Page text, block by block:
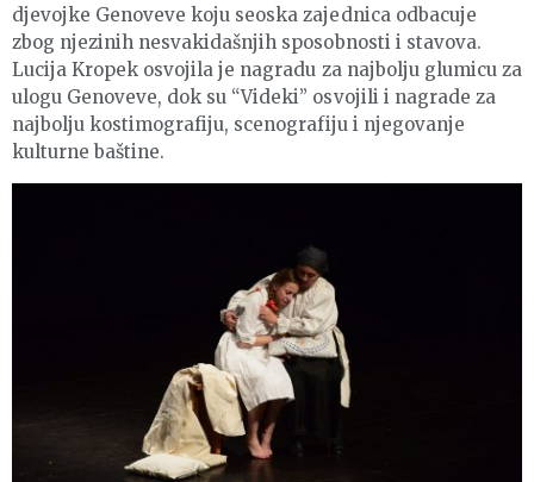
djevojke Genoveve koju seoska zajednica odbacuje
zbog njezinih nesvakidašnjih sposobnosti i stavova.
Lucija Kropek osvojila je nagradu za najbolju glumicu za
ulogu Genoveve, dok su “Videki” osvojili i nagrade za
najbolju kostimografiju, scenografiju i njegovanje
kulturne baštine.